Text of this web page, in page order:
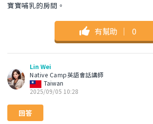
寶寶哺乳的房間。
有幫助 ｜ 0
Lin Wei
Native Camp英語會話講師
Taiwan
2025/09/05 10:28
回答